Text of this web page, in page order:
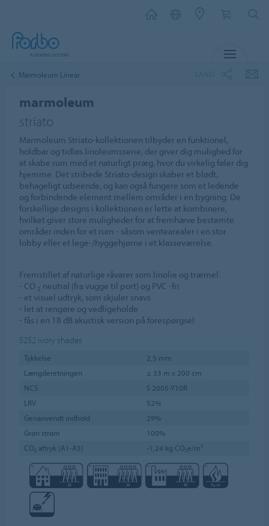
Marmoleum Linear
marmoleum
striato
Marmoleum Striato-kollektionen tilbyder en funktionel,
holdbar og tidløs linoleumsserie, der giver dig mulighed for
at skabe rum med et naturligt præg, hvor du virkelig føler dig
hjemme. Det stribede Striato-design skaber et blødt,
behageligt udseende, og kan også fungere som et ledende
og forbindende element mellem områder i en bygning. De
forskellige designs i kollektionen er lette at kombinere,
hvilket giver store muligheder for at fremhæve bestemte
områder inden for et rum - såsom ventearealer i en stor
lobby eller et lege-/hyggehjørne i et klasseværelse.
Fremstillet af naturlige råvarer som linolie og træmel:
- CO 2 neutral (fra vugge til port) og PVC -fri
- et visuel udtryk, som skjuler snavs
- let at rengøre og vedligeholde
- fås i en 18 dB akustisk version på forespørgsel
5252 ivory shades
Tykkelse
2,5 mm
Længderetningen
≤ 33 m x 200 cm
NCS
S 2005-Y10R
LRV
52%
Genanvendt indhold
29%
Grøn strøm
100%
CO₂ aftryk (A1-A3)
-1,24 kg CO₂e/m²